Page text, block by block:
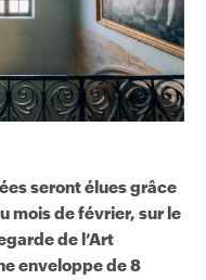
seront élues grâce
mois de février, sur le
de l’Art
enveloppe de 8